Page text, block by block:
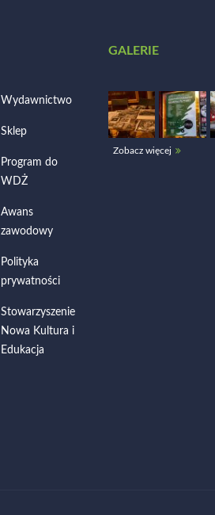
Wydawnictwo
Sklep
Program do
WDŻ
Awans
zawodowy
Polityka
prywatności
Stowarzyszenie
Nowa Kultura i
Edukacja
GALERIE
Zobacz więcej